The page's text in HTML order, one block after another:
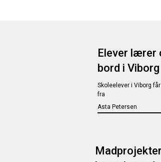
Elever lærer
bord i Viborg
Skoleelever i Viborg
fra
Asta Petersen